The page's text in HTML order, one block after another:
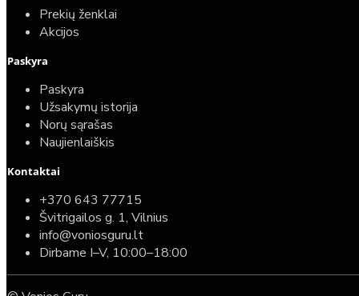
Komplektas: Tece potinkinis WC rėmas su baltu
mygtuku + Deante Peonia Rimless klozetas su
Prekių ženklai
Akcijos
Paskyra
Paskyra
Užsakymų istorija
Norų sąrašas
Naujienlaiškis
Kontaktai
+370 643 77715
Švitrigailos g. 1, Vilnius
info@voniosguru.lt
Dirbame I–V, 10:00–18:00